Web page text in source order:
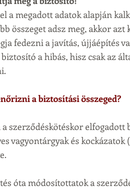
összeget adsz meg, akkor
fedezni a javítás, újjáépítés
a hibás, hisz csak az
a biztosítási összeged?
szerződéskötéskor elfogadott
vagyontárgyak és
óta módosítottatok a